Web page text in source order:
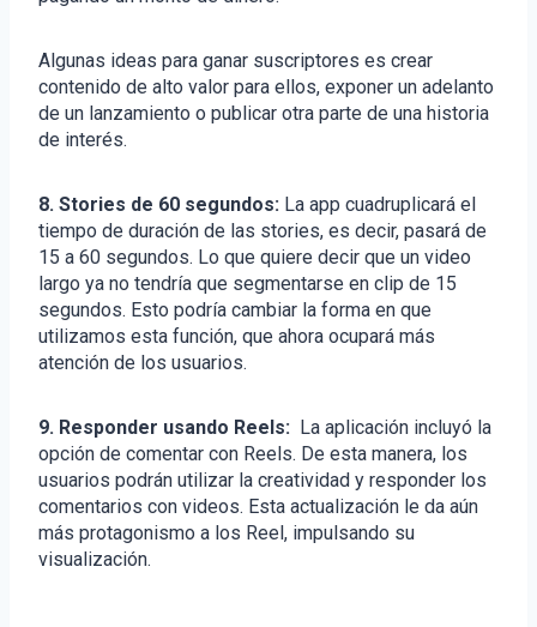
Algunas ideas para ganar suscriptores es crear
contenido de alto valor para ellos, exponer un adelanto
de un lanzamiento o publicar otra parte de una historia
de interés.
8. Stories de 60 segundos: La app cuadruplicará el
tiempo de duración de las stories, es decir, pasará de
15 a 60 segundos. Lo que quiere decir que un video
largo ya no tendría que segmentarse en clip de 15
segundos. Esto podría cambiar la forma en que
utilizamos esta función, que ahora ocupará más
atención de los usuarios.
9. Responder usando Reels: La aplicación incluyó la
opción de comentar con Reels. De esta manera, los
usuarios podrán utilizar la creatividad y responder los
comentarios con videos. Esta actualización le da aún
más protagonismo a los Reel, impulsando su
visualización.